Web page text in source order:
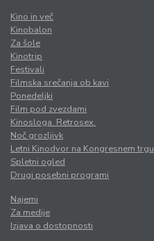
Kino in več
Kinobalon
Za šole
Kinotrip
Festivali
Filmska srečanja ob kavi
Ponedeljki
Film pod zvezdami
Kinosloga. Retrosex.
Noč grozljivk
Letni Kinodvor na Kongresnem trgu
Spletni ogled
Drugi posebni programi
Najemi
Za medije
Izjava o dostopnosti